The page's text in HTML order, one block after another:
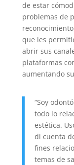
de estar
problemas de
que les
abrir sus
plataformas
aumentando
“Soy
todo lo
estética.
di cuenta
fines
temas de